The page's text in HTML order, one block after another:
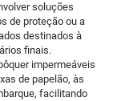
soluções
de proteção ou a
destinados à
finais.
impermeáveis
de papelão, às
facilitando